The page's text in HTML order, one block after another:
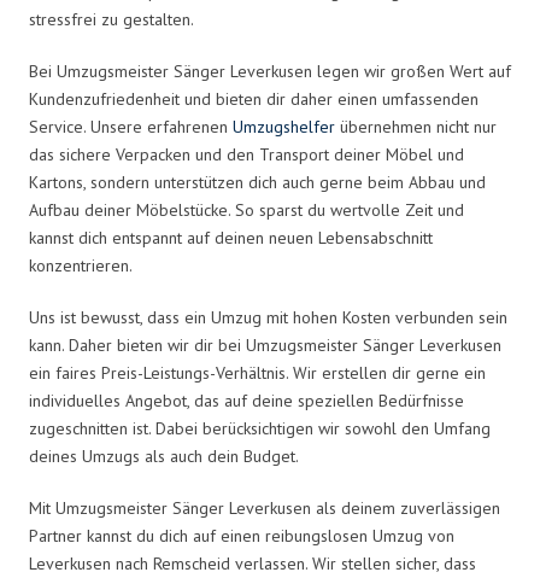
stressfrei zu gestalten.
Bei Umzugsmeister Sänger Leverkusen legen wir großen Wert auf
Kundenzufriedenheit und bieten dir daher einen umfassenden
Service. Unsere erfahrenen Umzugshelfer übernehmen nicht nur
das sichere Verpacken und den Transport deiner Möbel und
Kartons, sondern unterstützen dich auch gerne beim Abbau und
Aufbau deiner Möbelstücke. So sparst du wertvolle Zeit und
kannst dich entspannt auf deinen neuen Lebensabschnitt
konzentrieren.
Uns ist bewusst, dass ein Umzug mit hohen Kosten verbunden sein
kann. Daher bieten wir dir bei Umzugsmeister Sänger Leverkusen
ein faires Preis-Leistungs-Verhältnis. Wir erstellen dir gerne ein
individuelles Angebot, das auf deine speziellen Bedürfnisse
zugeschnitten ist. Dabei berücksichtigen wir sowohl den Umfang
deines Umzugs als auch dein Budget.
Mit Umzugsmeister Sänger Leverkusen als deinem zuverlässigen
Partner kannst du dich auf einen reibungslosen Umzug von
Leverkusen nach Remscheid verlassen. Wir stellen sicher, dass